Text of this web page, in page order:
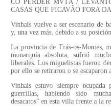
CÕ PERDER MVTÃ /
CASAS QUE FICAVÃO FORA
Vinhais vuelve a ser escenario de
y, una vez más, debido a su
La provincia de Trás-os-Montes,
monarquía absoluta, sufrió
liberales. Los miguelistas fueron
por ello se retiraron o se escaparon
Vinhais estuvo siempre
guerrillas, habiendo sido
desacatos” en esta villa frente a la